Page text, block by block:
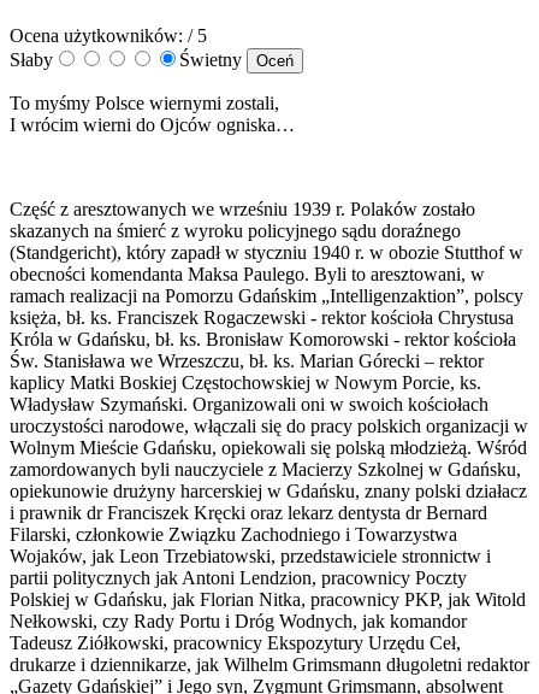
Ocena użytkowników: / 5
Słaby
Świetny
To myśmy Polsce wiernymi zostali,
I wrócim wierni do Ojców ogniska…
Część z aresztowanych we wrześniu 1939 r. Polaków zostało
skazanych na śmierć z wyroku policyjnego sądu doraźnego
(Standgericht), który zapadł w styczniu 1940 r. w obozie Stutthof w
obecności komendanta Maksa Paulego. Byli to aresztowani, w
ramach realizacji na Pomorzu Gdańskim „Intelligenzaktion”, polscy
księża, bł. ks. Franciszek Rogaczewski - rektor kościoła Chrystusa
Króla w Gdańsku, bł. ks. Bronisław Komorowski - rektor kościoła
Św. Stanisława we Wrzeszczu, bł. ks. Marian Górecki – rektor
kaplicy Matki Boskiej Częstochowskiej w Nowym Porcie, ks.
Władysław Szymański. Organizowali oni w swoich kościołach
uroczystości narodowe, włączali się do pracy polskich organizacji w
Wolnym Mieście Gdańsku, opiekowali się polską młodzieżą. Wśród
zamordowanych byli nauczyciele z Macierzy Szkolnej w Gdańsku,
opiekunowie drużyny harcerskiej w Gdańsku, znany polski działacz
i prawnik dr Franciszek Kręcki oraz lekarz dentysta dr Bernard
Filarski, członkowie Związku Zachodniego i Towarzystwa
Wojaków, jak Leon Trzebiatowski, przedstawiciele stronnictw i
partii politycznych jak Antoni Lendzion, pracownicy Poczty
Polskiej w Gdańsku, jak Florian Nitka, pracownicy PKP, jak Witold
Nełkowski, czy Rady Portu i Dróg Wodnych, jak komandor
Tadeusz Ziółkowski, pracownicy Ekspozytury Urzędu Ceł,
drukarze i dziennikarze, jak Wilhelm Grimsmann długoletni redaktor
„Gazety Gdańskiej” i Jego syn, Zygmunt Grimsmann, absolwent